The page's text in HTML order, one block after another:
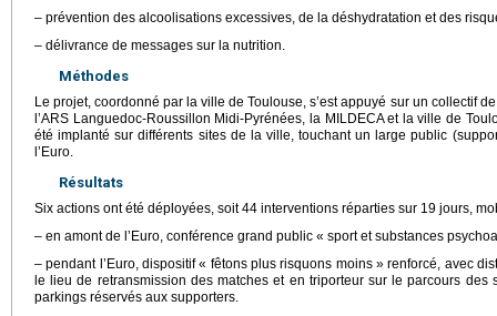
– prévention des alcoolisations excessives, de la déshydratation et des
– délivrance de messages sur la nutrition.
Méthodes
Le projet, coordonné par la ville de Toulouse, s’est appuyé sur un collectif
l’ARS Languedoc-Roussillon Midi-Pyrénées, la MILDECA et la ville de
été implanté sur différents sites de la ville, touchant un large public
l’Euro.
Résultats
Six actions ont été déployées, soit 44 interventions réparties sur 19 jours,
– en amont de l’Euro, conférence grand public « sport et substances
– pendant l’Euro, dispositif « fêtons plus risquons moins » renforcé, avec
le lieu de retransmission des matches et en triporteur sur le parcours des
parkings réservés aux supporters.